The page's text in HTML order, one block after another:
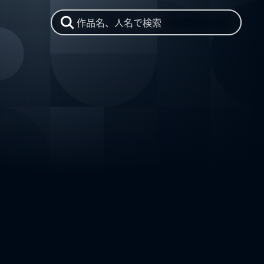
作品名、人名で検索